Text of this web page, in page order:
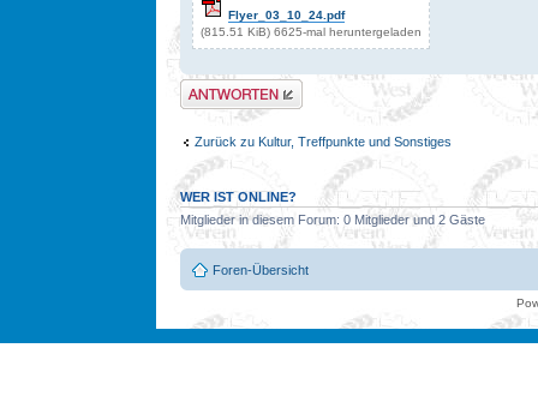
Flyer_03_10_24.pdf
(815.51 KiB) 6625-mal heruntergeladen
Antwort erstellen
Zurück zu Kultur, Treffpunkte und Sonstiges
WER IST ONLINE?
Mitglieder in diesem Forum: 0 Mitglieder und 2 Gäste
Foren-Übersicht